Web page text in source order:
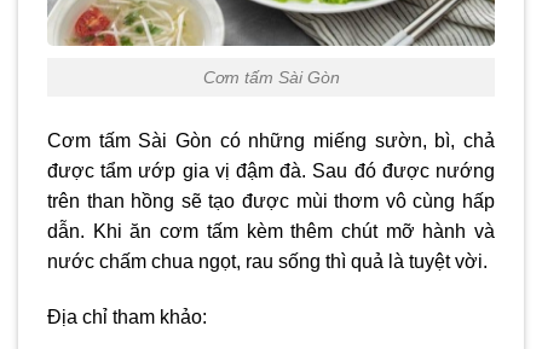
Cơm tấm Sài Gòn
Cơm tấm Sài Gòn có những miếng sườn, bì, chả
được tẩm ướp gia vị đậm đà. Sau đó được nướng
trên than hồng sẽ tạo được mùi thơm vô cùng hấp
dẫn. Khi ăn cơm tấm kèm thêm chút mỡ hành và
nước chấm chua ngọt, rau sống thì quả là tuyệt vời.
Địa chỉ tham khảo: